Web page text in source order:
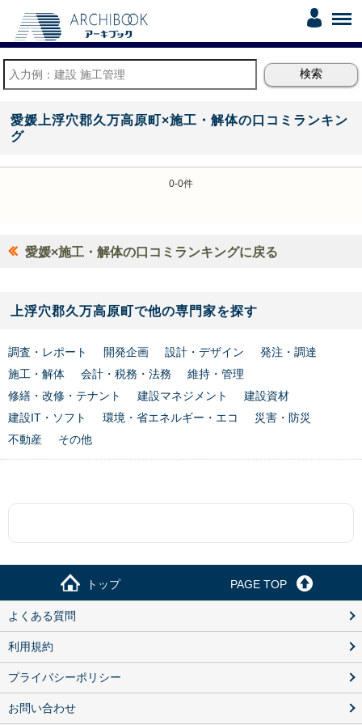
愛媛上浮穴郡久万高原町×施工・解体の口コミランキン
グ
0-0件
愛媛×施工・解体の口コミランキングに戻る
上浮穴郡久万高原町で他の専門家を探す
調査・レポート 開発企画 設計・デザイン
発注・調達
施工・解体
会計・税務・法務
維持・管理
修繕・改修・テナント
建設マネジメント
建設資材
建設IT・ソフト
環境・省エネルギー・エコ
災害・防災
不動産
その他
トップ PAGE TOP
よくある質問
利用規約
プライバシーポリシー
お問い合わせ